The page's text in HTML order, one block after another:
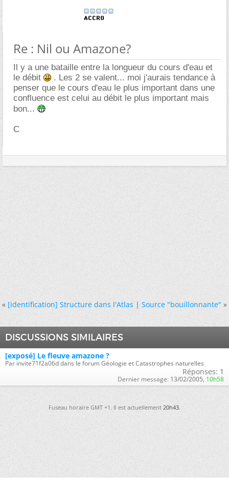
Re : Nil ou Amazone?
Il y a une bataille entre la longueur du cours d'eau et
le débit
. Les 2 se valent... moi j'aurais tendance à
penser que le cours d'eau le plus important dans une
confluence est celui au débit le plus important mais
bon...
C
« [identification] Structure dans l'Atlas|Source "bouillonnante" »
DISCUSSIONS SIMILAIRES
[exposé] Le fleuve amazone ?
Par invite71f2a06d dans le forum Géologie et Catastrophes naturelles
Réponses: 1
Dernier message: 13/02/2005, 10h58
Fuseau horaire GMT +1. Il est actuellement20h43.